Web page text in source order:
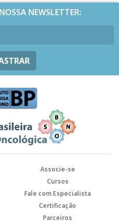
NEWSLETTER:
Associe-se
Cursos
Fale com Especialista
Certificação
Parceiros